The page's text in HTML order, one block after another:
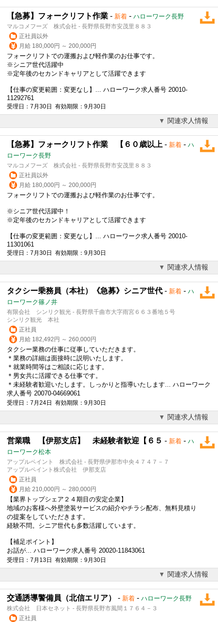
【急募】フォークリフト作業 - 新着 - ハローワーク長野
マルコメフーズ 株式会社 - 長野県長野市安茂里８８３
正社員以外
月給 180,000円 ～ 200,000円
フォークリフトでの運搬および軽作業のお仕事です。
※シニア世代活躍中
※ 定年後のセカンドキャリアとして活躍できます
【仕事の変更範囲：変更なし】... ハローワーク求人番号 20010-
11292761
受理日：7月30日 有効期限：9月30日
関連求人情報
【急募】フォークリフト作業 【６０歳以上 - 新着 - ハ
ローワーク長野
マルコメフーズ 株式会社 - 長野県長野市安茂里８８３
正社員以外
月給 180,000円 ～ 200,000円
フォークリフトでの運搬および軽作業のお仕事です。
※シニア世代活躍中！
※ 定年後のセカンドキャリアとして活躍できます
【仕事の変更範囲：変更なし】... ハローワーク求人番号 20010-
11301061
受理日：7月30日 有効期限：9月30日
関連求人情報
タクシー乗務員（本社）《急募》シニア世代 - 新着 - ハ
ローワーク篠ノ井
有限会社 シンリク観光 - 長野県千曲市大字雨宮６６３番地５号
シンリク観光 本社
正社員
月給 182,492円 ～ 260,000円
タクシー業務の仕事に従事していただきます。
＊業務の詳細は面接時に説明いたします。
＊就業時間等はご相談に応じます。
＊男女共に活躍できる仕事です。
＊未経験者歓迎いたします。しっかりと指導いたします... ハローワーク
求人番号 20070-04669061
受理日：7月24日 有効期限：9月30日
関連求人情報
営業職 【伊那支店】 未経験者歓迎【６５ - 新着 - ハ
ローワーク松本
アップルペイント 株式会社 - 長野県伊那市中央４７４７－７
アップルペイント株式会社 伊那支店
正社員
月給 210,000円 ～ 280,000円
【業界トップシェア２４期目の安定企業】
地域のお客様へ外壁塗装サービスの紹介やチラシ配布、無料見積り
の提案をしていただきます。
経験不問。シニア世代も多数活躍しています。
【補足ポイント】
お話が... ハローワーク求人番号 20020-11843061
受理日：7月13日 有効期限：9月30日
関連求人情報
交通誘導警備員（北信エリア） - 新着 - ハローワーク長野
株式会社 日本セネット - 長野県長野市風間１７６４－３
正社員